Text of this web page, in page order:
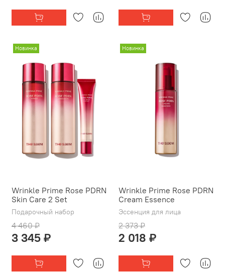
Новинка
Wrinkle Prime Rose PDRN
Skin Care 2 Set
Подарочный набор
4 460 ₽
3 345 ₽
Новинка
Wrinkle Prime Rose PDRN
Cream Essence
Эссенция для лица
2 373 ₽
2 018 ₽